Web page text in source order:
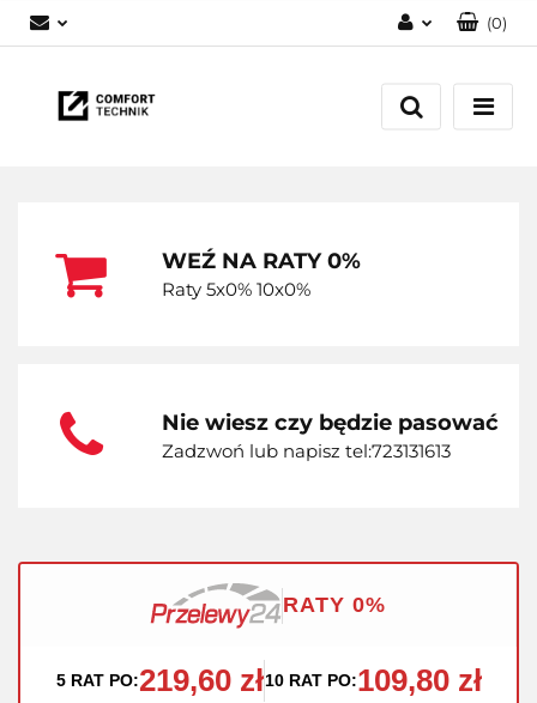
Zaloguj się
Zarejestruj się
(0)
WEŹ NA RATY 0%
Raty 5x0% 10x0%
Nie wiesz czy będzie pasować
Zadzwoń lub napisz tel:723131613
RATY 0%
5 RAT PO:219,60 zł10 RAT PO:109,80 zł